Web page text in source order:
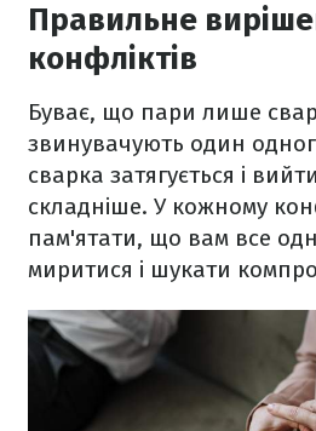
Правильне
конфліктів
Буває, що пари лише
звинувачують один
сварка затягується і
складніше. У кожному
пам'ятати, що вам все
миритися і шукати